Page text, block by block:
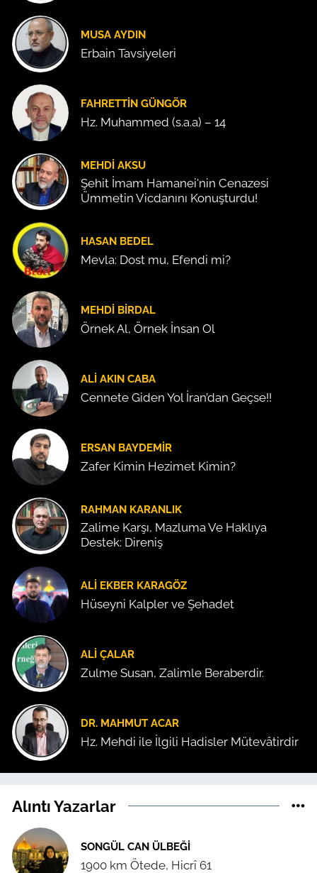
MUSA AYDIN
Erbain Tavsiyeleri
FAHRETTIN GÜNGÖR
Hz. Muhammed (s.a.a) – 14
MEHDI AKSU
Şehit İmam Hamanei'nin Cenazesi
Ümmetin Vicdanını Konuşturdu!
HASAN BEDEL
Mevla: Dost mu, Efendi mi?
MEHDI BIRDAL
Örnek Al, Örnek İnsan Ol
ALI AKIN CABA
Cennete Giden Yol İran’dan Geçse!!
ERSAN BAYDEMIR
Zafer Kimin Hezimet Kimin?
RAHMAN KARANLIK
Zalime Karşı, Mazluma Ve Haklıya
Destek: Direniş
ALI EKBER KARAGÖZ
Hüseyni Kalpler ve Şehadet
ALI ÇALAR
Zulme Susan, Zalimle Beraberdir.
DR. MAHMUT ACAR
Hz. Mehdi ile İlgili Hadisler Mütevâtirdir
Alıntı Yazarlar
SONGÜL CAN ÜLBEĞI
1900 km Ötede, Hicrî 61